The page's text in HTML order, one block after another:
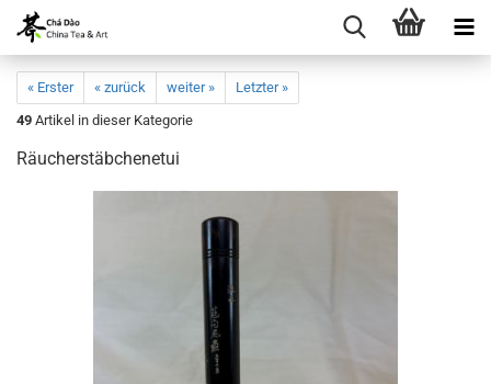
« Erster « zurück weiter »
Letzter »
49 Artikel in dieser Kategorie
Räucherstäbchenetui